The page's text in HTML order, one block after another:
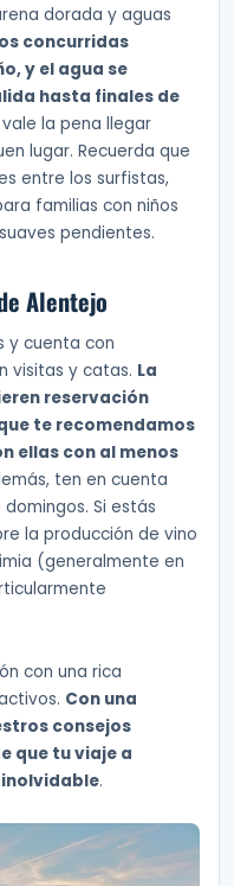
dorada y aguas
concurridas
y el agua se
hasta finales de
la pena llegar
lugar. Recuerda que
entre los surfistas,
familias con niños
pendientes.
Alentejo
y cuenta con
visitas y catas. La
reservación
te recomendamos
ellas con al menos
ten en cuenta
Si estás
la producción de vino
(generalmente en
con una rica
Con una
consejos
que tu viaje a
.